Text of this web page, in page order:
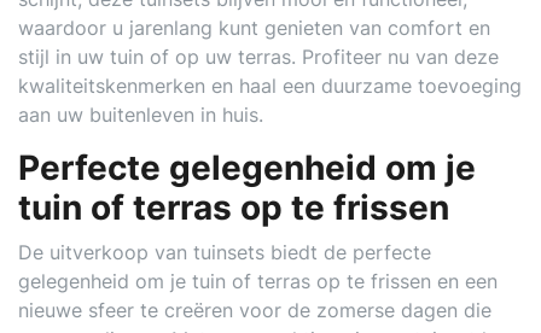
waardoor u jarenlang kunt genieten van comfort en
stijl in uw tuin of op uw terras. Profiteer nu van deze
kwaliteitskenmerken en haal een duurzame toevoeging
aan uw buitenleven in huis.
Perfecte gelegenheid om je
tuin of terras op te frissen
De uitverkoop van tuinsets biedt de perfecte
gelegenheid om je tuin of terras op te frissen en een
nieuwe sfeer te creëren voor de zomerse dagen die